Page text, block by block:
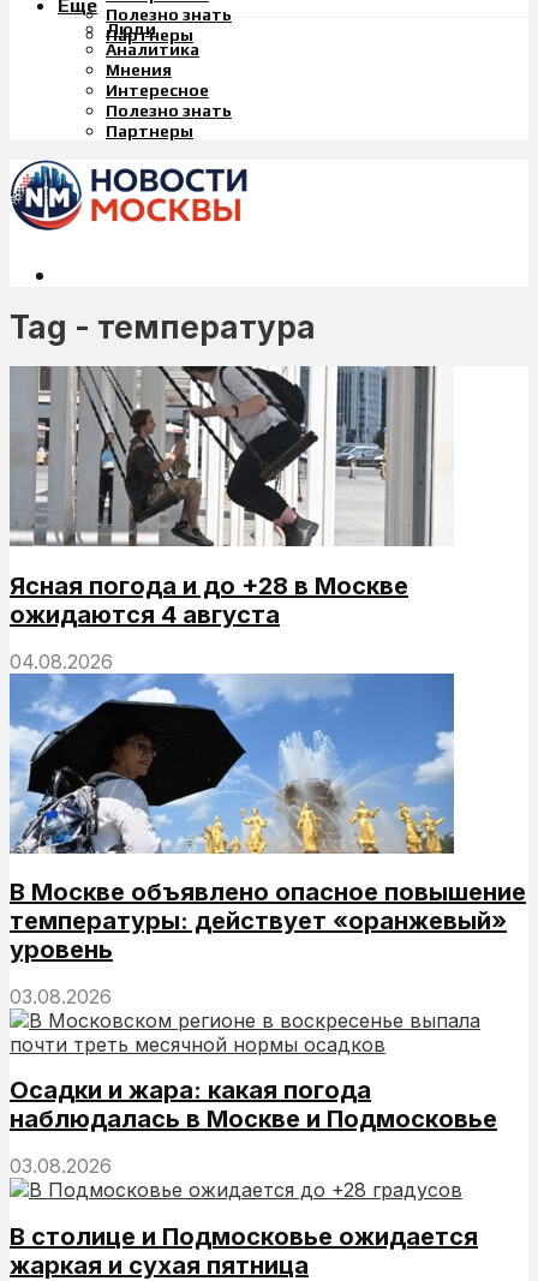
Полезно знать
Партнеры
Еще
Люди
Аналитика
Мнения
Интересное
Полезно знать
Партнеры
Tag - температура
Ясная погода и до +28 в Москве
ожидаются 4 августа
04.08.2026
В Москве объявлено опасное повышение
температуры: действует «оранжевый»
уровень
03.08.2026
Осадки и жара: какая погода
наблюдалась в Москве и Подмосковье
03.08.2026
В столице и Подмосковье ожидается
жаркая и сухая пятница